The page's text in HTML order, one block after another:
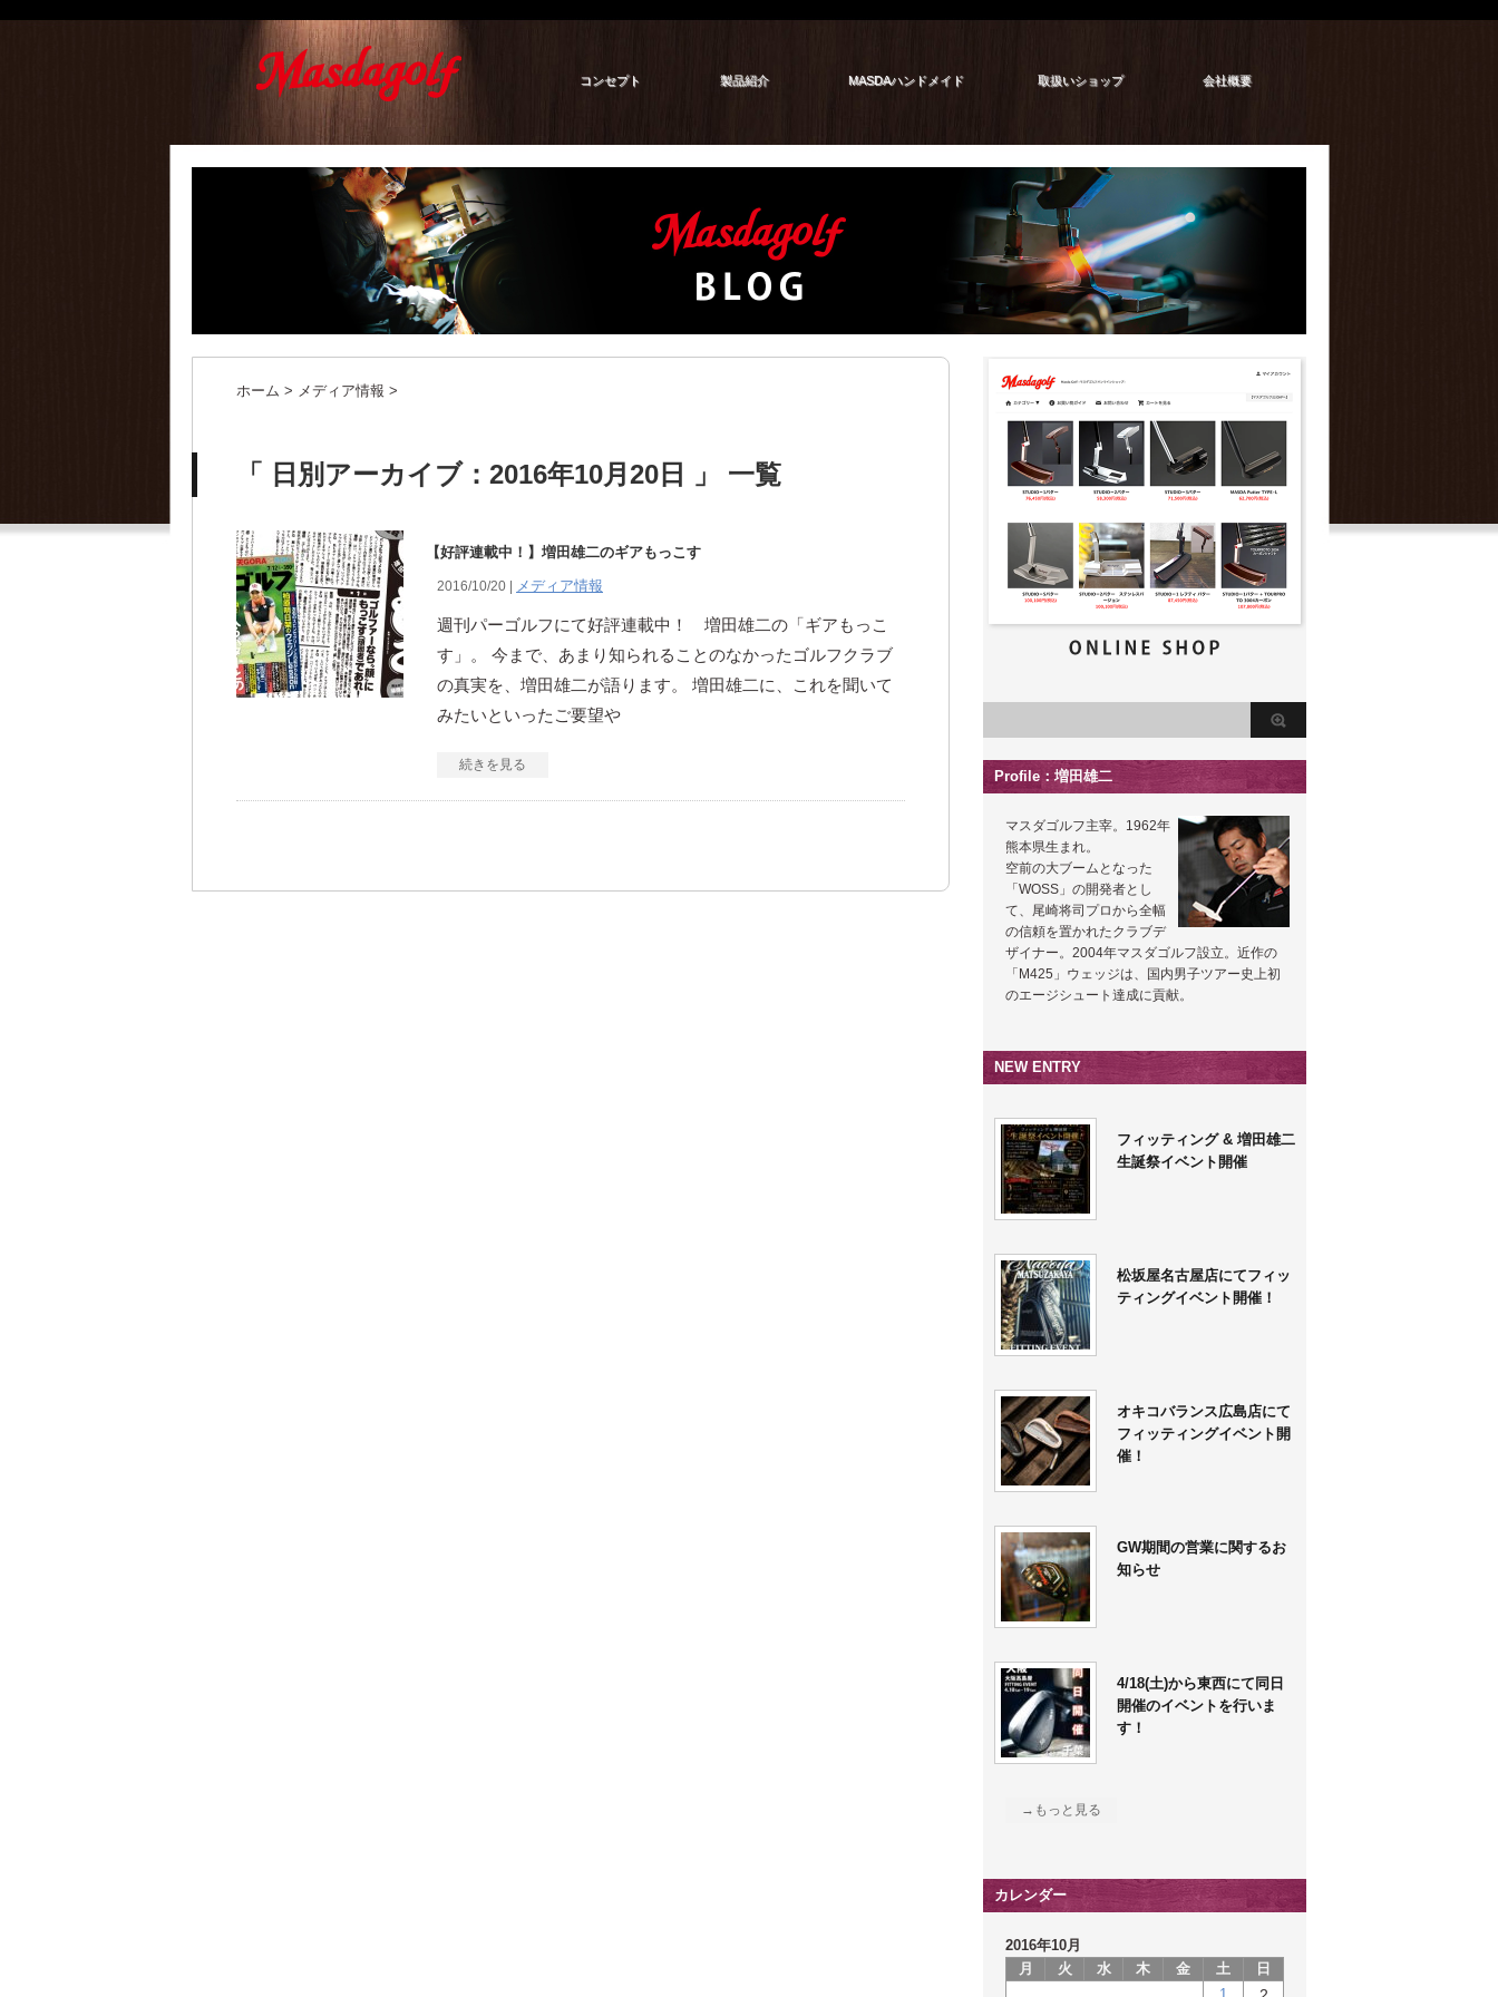
コンセプト 製品紹介 MASDAハンドメイド 取扱いショップ 会社概要
ホーム > メディア情報 >
「 日別アーカイブ：2016年10月20日 」 一覧
【好評連載中！】増田雄二のギアもっこす
2016/10/20 | メディア情報
週刊パーゴルフにて好評連載中！ 増田雄二の「ギアもっこ
す」。 今まで、あまり知られることのなかったゴルフクラブ
の真実を、増田雄二が語ります。 増田雄二に、これを聞いて
みたいといったご要望や
続きを見る
Profile：増田雄二
マスダゴルフ主宰。1962年
熊本県生まれ。
空前の大ブームとなった
「WOSS」の開発者とし
て、尾崎将司プロから全幅
の信頼を置かれたクラブデ
ザイナー。2004年マスダゴルフ設立。近作の
「M425」ウェッジは、国内男子ツアー史上初
のエージシュート達成に貢献。
NEW ENTRY
フィッティング & 増田雄二
生誕祭イベント開催
松坂屋名古屋店にてフィッ
ティングイベント開催！
オキコバランス広島店にて
フィッティングイベント開
催！
GW期間の営業に関するお
知らせ
4/18(土)から東西にて同日
開催のイベントを行いま
す！
→もっと見る
カレンダー
2016年10月
月
火 水 木 金 土
日